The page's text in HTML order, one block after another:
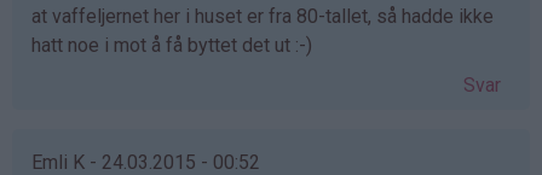
at vaffeljernet her i huset er fra 80-tallet, så hadde ikke
hatt noe i mot å få byttet det ut :-)
Svar
Emli K - 24.03.2015 - 00:52